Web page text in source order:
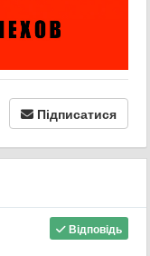
Підписатися
Відповідь